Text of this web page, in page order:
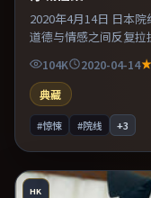
2020年4月14日 日本
道德与情感之间反复
机提供可信支撑。整
104K 2020-04-14
典藏
#惊悚 #院线 +3
HK